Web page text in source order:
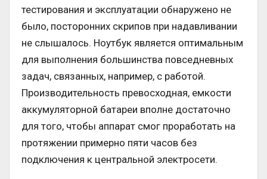
тестирования и эксплуатации обнаружено не
было, посторонних скрипов при надавливании
не слышалось. Ноутбук является оптимальным
для выполнения большинства повседневных
задач, связанных, например, с работой.
Производительность превосходная, емкости
аккумуляторной батареи вполне достаточно
для того, чтобы аппарат смог проработать на
протяжении примерно пяти часов без
подключения к центральной электросети.